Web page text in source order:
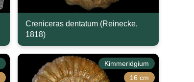
Creniceras dentatum (Reinecke,
1818)
Kimmeridgium
16 cm